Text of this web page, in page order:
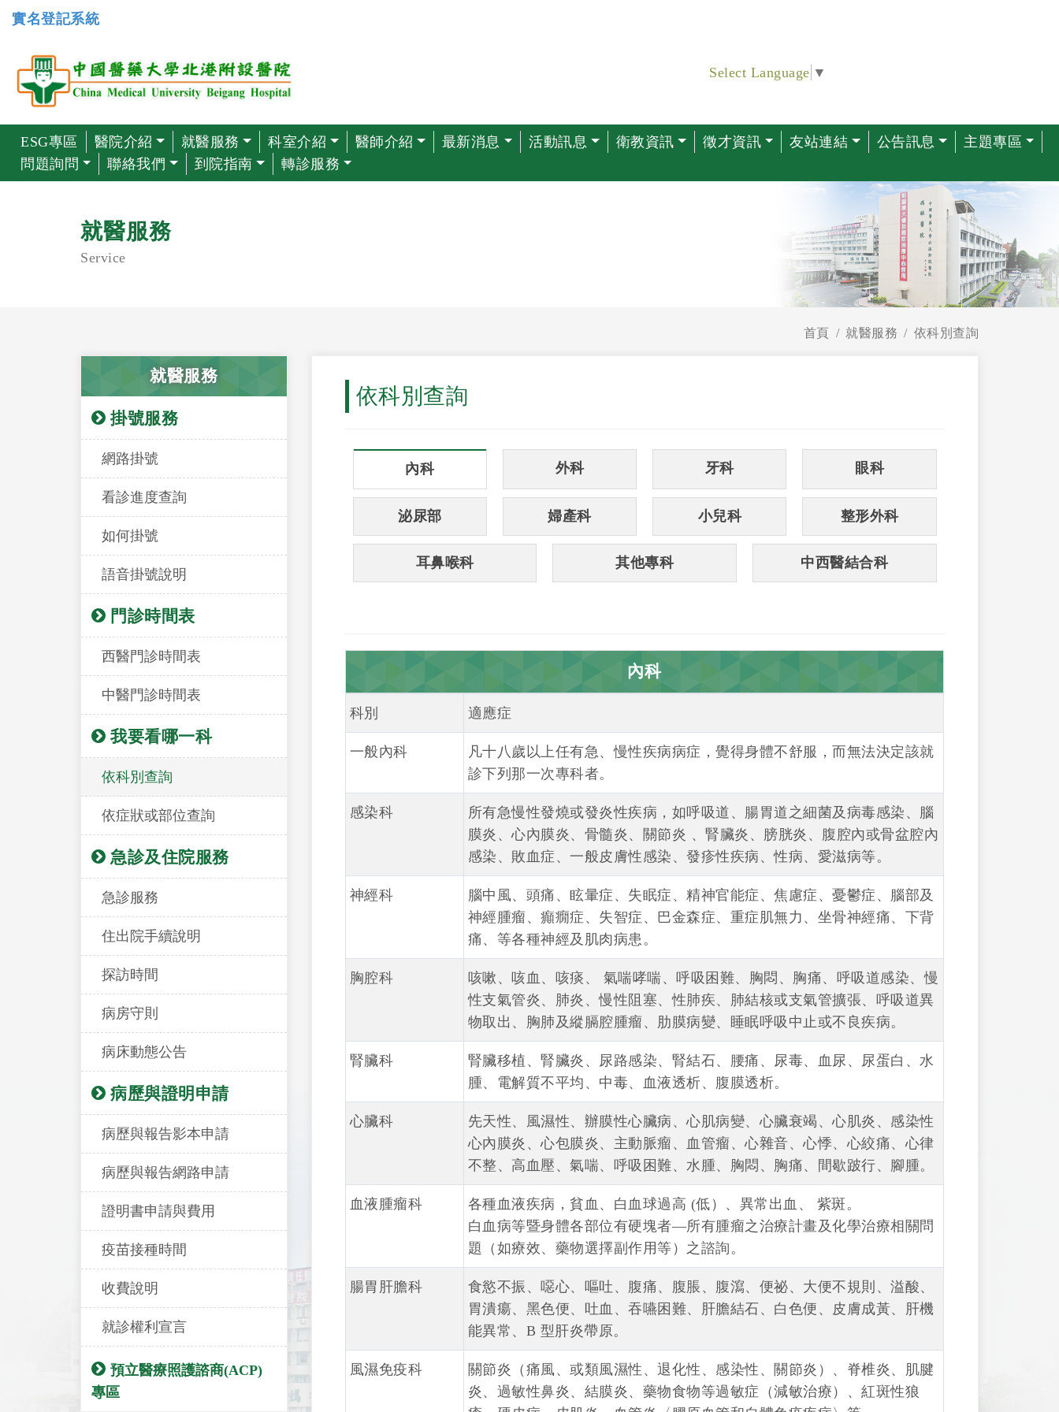
實名登記系統
Select Language ▼
ESG專區 醫院介紹 就醫服務 科室介紹 醫師介紹 最新消息 活動訊息 衛教資訊 徵才資訊 友站連結 公告訊息
主題專區
問題詢問
聯絡我們 到院指南 轉診服務
就醫服務
Service
首頁 就醫服務 依科別查詢
就醫服務
掛號服務
網路掛號
看診進度查詢
如何掛號
語音掛號說明
門診時間表
西醫門診時間表
中醫門診時間表
我要看哪一科
依科別查詢
依症狀或部位查詢
急診及住院服務
急診服務
住出院手續說明
探訪時間
病房守則
病床動態公告
病歷與證明申請
病歷與報告影本申請
病歷與報告網路申請
證明書申請與費用
疫苗接種時間
收費說明
就診權利宣言
預立醫療照護諮商(ACP)
專區
依科別查詢
內科 外科 牙科 眼科
泌尿部 婦產科 小兒科 整形外科
耳鼻喉科 其他專科 中西醫結合科
內科
科別 適應症
一般內科
凡十八歲以上任有急、慢性疾病病症，覺得身體不舒服，而無法決定該就
診下列那一次專科者。
感染科
所有急慢性發燒或發炎性疾病，如呼吸道、腸胃道之細菌及病毒感染、腦
膜炎、心內膜炎、骨髓炎、關節炎 、腎臟炎、膀胱炎、腹腔內或骨盆腔內
感染、敗血症、一般皮膚性感染、發疹性疾病、性病、愛滋病等。
神經科
腦中風、頭痛、眩暈症、失眠症、精神官能症、焦慮症、憂鬱症、腦部及
神經腫瘤、癲癇症、失智症、巴金森症、重症肌無力、坐骨神經痛、下背
痛、等各種神經及肌肉病患。
胸腔科
咳嗽、咳血、咳痰、 氣喘哮喘、呼吸困難、胸悶、胸痛、呼吸道感染、慢
性支氣管炎、肺炎、慢性阻塞、性肺疾、肺結核或支氣管擴張、呼吸道異
物取出、胸肺及縱膈腔腫瘤、肋膜病變、睡眠呼吸中止或不良疾病。
腎臟科
腎臟移植、腎臟炎、尿路感染、腎結石、腰痛、尿毒、血尿、尿蛋白、水
腫、電解質不平均、中毒、血液透析、腹膜透析。
心臟科
先天性、風濕性、辦膜性心臟病、心肌病變、心臟衰竭、心肌炎、感染性
心內膜炎、心包膜炎、主動脈瘤、血管瘤、心雜音、心悸、心絞痛、心律
不整、高血壓、氣喘、呼吸困難、水腫、胸悶、胸痛、間歇跛行、腳腫。
血液腫瘤科
各種血液疾病，貧血、白血球過高 (低）、異常出血、 紫斑。
白血病等暨身體各部位有硬塊者—所有腫瘤之治療計畫及化學治療相關問
題（如療效、藥物選擇副作用等）之諮詢。
腸胃肝膽科
食慾不振、噁心、嘔吐、腹痛、腹脹、腹瀉、便祕、大便不規則、溢酸、
胃潰瘍、黑色便、吐血、吞嚥困難、肝膽結石、白色便、皮膚成黃、肝機
能異常、B 型肝炎帶原。
風濕免疫科
關節炎（痛風、或類風濕性、退化性、感染性、關節炎）、脊椎炎、肌腱
炎、過敏性鼻炎、結膜炎、藥物食物等過敏症（減敏治療）、紅斑性狼